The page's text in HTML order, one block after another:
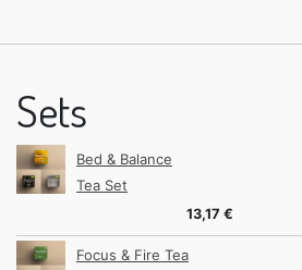
Sets
Bed & Balance
Tea Set
13,17 €
Focus & Fire Tea